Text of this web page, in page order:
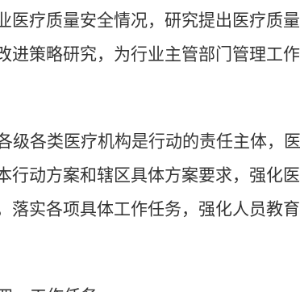
医疗质量安全情况，研究提出医疗质
进策略研究，为行业主管部门管理工
级各类医疗机构是行动的责任主体，
行动方案和辖区具体方案要求，强化
落实各项具体工作任务，强化人员教